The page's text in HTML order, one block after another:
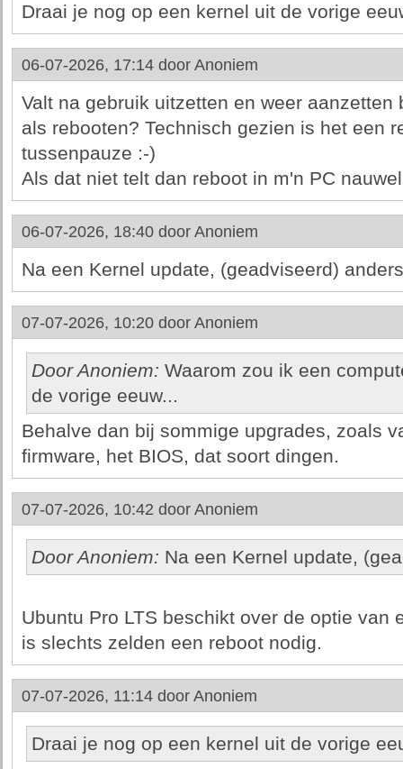
Draai je nog op een kernel uit de vorige
06-07-2026, 17:14 door Anoniem
Valt na gebruik uitzetten en weer
als rebooten? Technisch gezien is het een
tussenpauze :-)
Als dat niet telt dan reboot in m'n PC
06-07-2026, 18:40 door Anoniem
Na een Kernel update, (geadviseerd)
07-07-2026, 10:20 door Anoniem
Door Anoniem: Waarom zou ik een
de vorige eeuw...
Behalve dan bij sommige upgrades, zoals
firmware, het BIOS, dat soort dingen.
07-07-2026, 10:42 door Anoniem
Door Anoniem: Na een Kernel update,
Ubuntu Pro LTS beschikt over de optie van
is slechts zelden een reboot nodig.
07-07-2026, 11:14 door Anoniem
Draai je nog op een kernel uit de vorige